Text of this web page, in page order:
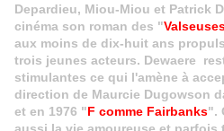
Depardieu, Miou-Miou et Patrick
cinéma son roman des "
aux moins de dix-huit ans
trois jeunes acteurs. Dewaere
stimulantes ce qui l'amène à
direction de Maurcie Dugowson
et en 1976 "F comme Fairbanks".
aussi la vie amoureuse et parfois